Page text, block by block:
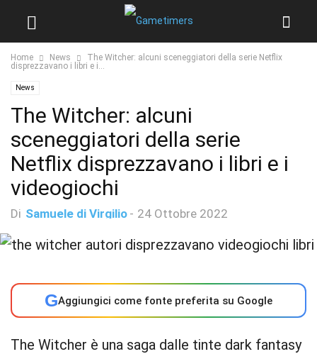
Home News
The Witcher: alcuni sceneggiatori della serie Netflix
disprezzavano i libri e i...
News
The Witcher: alcuni
sceneggiatori della serie
Netflix disprezzavano i libri e i
videogiochi
Di Samuele di Virgilio - 24 Ottobre 2022
GAggiungici come fonte preferita su Google
The Witcher è una saga dalle tinte dark fantasy